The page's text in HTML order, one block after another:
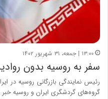
۱۳:۰۰ | جمعه، ۳۱ شهریور ۱۴۰۲
سفر به روسیه بدون
رئیس نمایندگی بازرگانی روسیه در
گروه‌های گردشگری ایران و روسیه خبر